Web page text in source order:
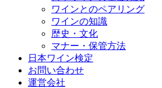
ワインとのペアリング
ワインの知識
歴史・文化
マナー・保管方法
日本ワイン検定
お問い合わせ
運営会社